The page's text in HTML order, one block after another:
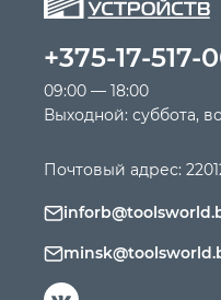
+375-17-517-
09:00 — 18:00
Выходной: суббота,
Почтовый адрес: